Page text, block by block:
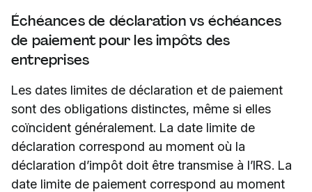
Échéances de déclaration vs échéances
de paiement pour les impôts des
entreprises
Les dates limites de déclaration et de paiement
sont des obligations distinctes, même si elles
coïncident généralement. La date limite de
déclaration correspond au moment où la
déclaration d’impôt doit être transmise à l’IRS. La
date limite de paiement correspond au moment